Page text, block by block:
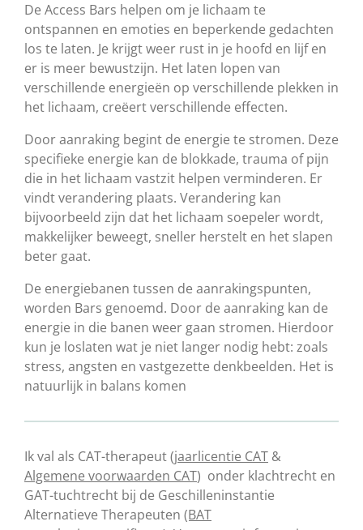
De Access Bars helpen om je lichaam te
ontspannen en emoties en beperkende gedachten
los te laten. Je krijgt weer rust in je hoofd en lijf en
er is meer bewustzijn. Het laten lopen van
verschillende energieën op verschillende plekken in
het lichaam, creëert verschillende effecten.
Door aanraking begint de energie te stromen. Deze
specifieke energie kan de blokkade, trauma of pijn
die in het lichaam vastzit helpen verminderen. Er
vindt verandering plaats. Verandering kan
bijvoorbeeld zijn dat het lichaam soepeler wordt,
makkelijker beweegt, sneller herstelt en het slapen
beter gaat.
De energiebanen tussen de aanrakingspunten,
worden Bars genoemd. Door de aanraking kan de
energie in die banen weer gaan stromen. Hierdoor
kun je loslaten wat je niet langer nodig hebt: zoals
stress, angsten en vastgezette denkbeelden. Het is
natuurlijk in balans komen
Ik val als CAT-therapeut(jaarlicentie CAT &
Algemene voorwaarden CAT) onder klachtrecht en
GAT-tuchtrecht bij de Geschilleninstantie
Alternatieve Therapeuten (BAT